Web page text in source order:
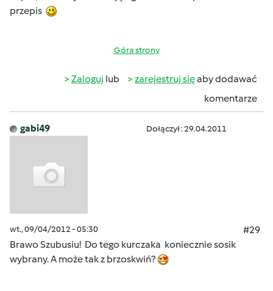
przepis
Góra strony
Zaloguj lub zarejestruj sięaby dodawać
komentarze
gabi49 Dołączył : 29.04.2011
wt., 09/04/2012 - 05:30
#29
Brawo Szubusiu! Do tego kurczaka koniecznie sosik
wybrany. A może tak z brzoskwiń?